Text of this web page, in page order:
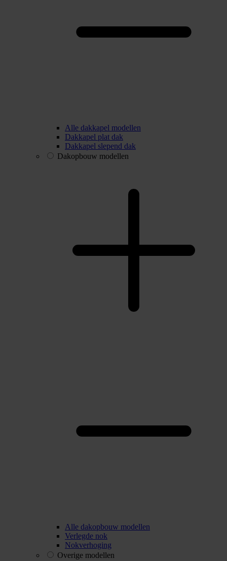
Alle dakkapel modellen
Dakkapel plat dak
Dakkapel slepend dak
Dakopbouw modellen
Alle dakopbouw modellen
Verlegde nok
Nokverhoging
Overige modellen